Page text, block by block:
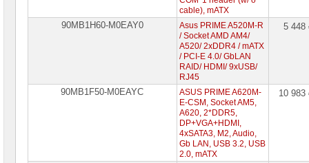
Компоненты
компьютеров
cable), mATX
90MB1H60-M0EAY0
Asus PRIME A520M-R
/ Socket AMD AM4/
A520/ 2xDDR4 / mATX
/ PCI-E 4.0/ GbLAN
RAID/ HDMI/ 9xUSB/
RJ45
5
90MB1F50-M0EAYC
ASUS PRIME A620M-
E-CSM, Socket AM5,
A620, 2*DDR5,
DP+VGA+HDMI,
4xSATA3, M2, Audio,
Gb LAN, USB 3.2, USB
2.0, mATX
10